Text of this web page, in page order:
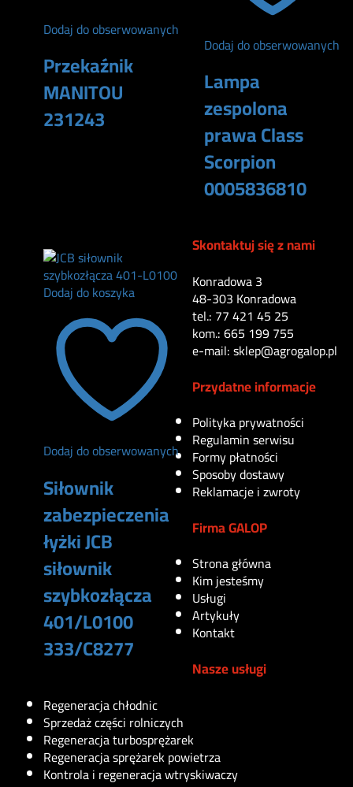
Dodaj do obserwowanych
Przekaźnik
MANITOU
231243
Dodaj do obserwowanych
Lampa
zespolona
prawa Class
Scorpion
0005836810
Dodaj do koszyka
Dodaj do obserwowanych
Siłownik
zabezpieczenia
łyżki JCB
siłownik
szybkozłącza
401/L0100
333/C8277
Skontaktuj się z nami
Konradowa 3
48-303 Konradowa
tel.: 77 421 45 25
kom.: 665 199 755
e-mail: sklep@agrogalop.pl
Przydatne informacje
Polityka prywatności
Regulamin serwisu
Formy płatności
Sposoby dostawy
Reklamacje i zwroty
Firma GALOP
Strona główna
Kim jesteśmy
Usługi
Artykuły
Kontakt
Nasze usługi
Regeneracja chłodnic
Sprzedaż części rolniczych
Regeneracja turbosprężarek
Regeneracja sprężarek powietrza
Kontrola i regeneracja wtryskiwaczy